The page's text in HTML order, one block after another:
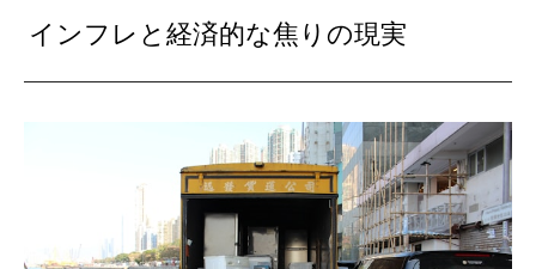
インフレと経済的な焦りの現実